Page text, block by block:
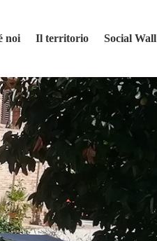
noi Il territorio Social Wall